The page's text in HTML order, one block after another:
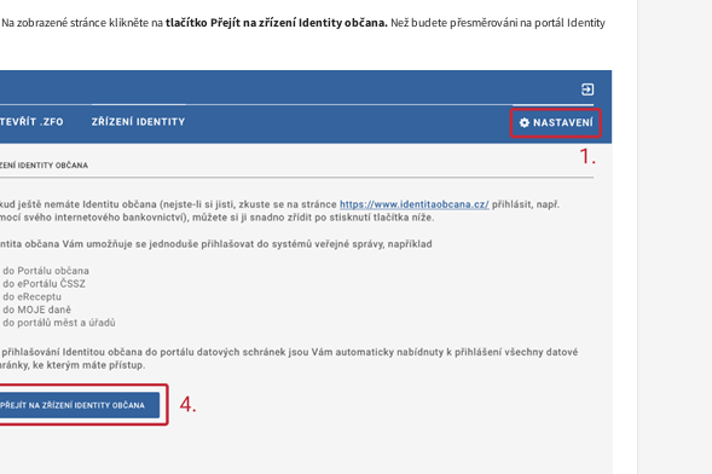
Na zobrazené stránce klikněte natlačítko Přejít na zřízení Identity občana. Než budete přesměrováni na portál Identity